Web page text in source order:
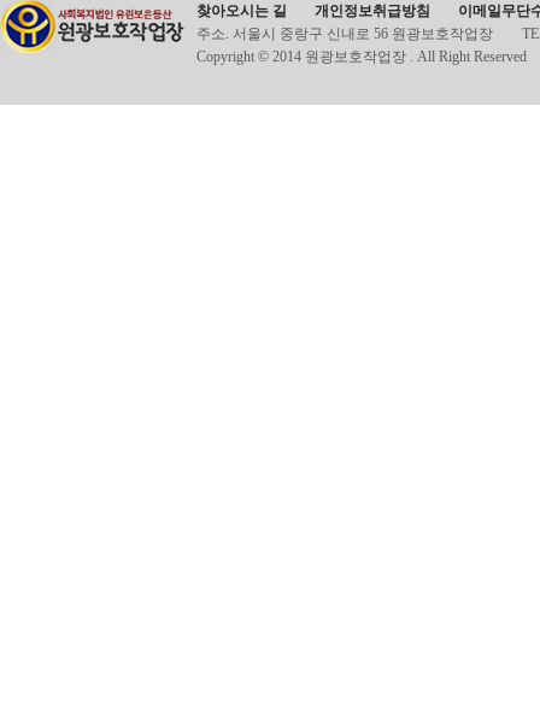
찾아오시는 길 개인정보취급방침
이메일무단
주소. 서울시 중랑구 신내로 56 원광보호작업장
Copyright © 2014 원광보호작업장 . All Right Reserved